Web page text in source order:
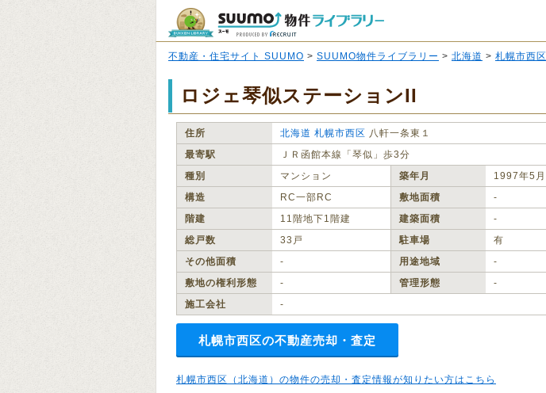
不動産・住宅サイト SUUMO > SUUMO物件ライブラリー > 北海道 > 札幌市西区
ロジェ琴似ステーションII
住所 北海道 札幌市西区 八軒一条東１
最寄駅
ＪＲ函館本線「琴似」歩3分
種別
マンション 築年月
1997年5月
構造
RC一部RC 敷地面積
‐
階建
11階地下1階建 建築面積
‐
総戸数
33戸 駐車場
有
その他面積
‐ 用途地域
‐
敷地の権利形態
‐ 管理形態
‐
施工会社
‐
札幌市西区の不動産売却・査定
札幌市西区（北海道）の物件の売却・査定情報が知りたい方はこちら